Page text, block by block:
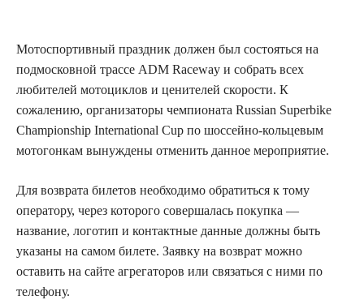
Мотоспортивный праздник должен был состояться на
подмосковной трассе ADM Raceway и собрать всех
любителей мотоциклов и ценителей скорости. К
сожалению, организаторы чемпионата Russian Superbike
Championship International Cup по шоссейно-кольцевым
мотогонкам вынуждены отменить данное мероприятие.
Для возврата билетов необходимо обратиться к тому
оператору, через которого совершалась покупка —
название, логотип и контактные данные должны быть
указаны на самом билете. Заявку на возврат можно
оставить на сайте агрегаторов или связаться с ними по
телефону.